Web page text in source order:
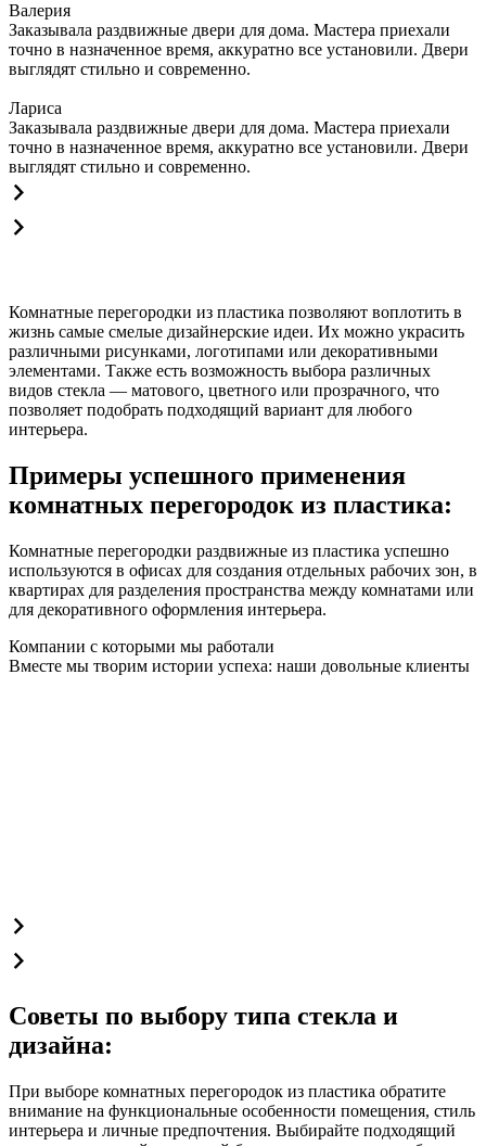
Валерия
Заказывала раздвижные двери для дома. Мастера приехали
точно в назначенное время, аккуратно все установили. Двери
выглядят стильно и современно.
Лариса
Заказывала раздвижные двери для дома. Мастера приехали
точно в назначенное время, аккуратно все установили. Двери
выглядят стильно и современно.
Комнатные перегородки из пластика позволяют воплотить в
жизнь самые смелые дизайнерские идеи. Их можно украсить
различными рисунками, логотипами или декоративными
элементами. Также есть возможность выбора различных
видов стекла — матового, цветного или прозрачного, что
позволяет подобрать подходящий вариант для любого
интерьера.
Примеры успешного применения
комнатных перегородок из пластика:
Комнатные перегородки раздвижные из пластика успешно
используются в офисах для создания отдельных рабочих зон, в
квартирах для разделения пространства между комнатами или
для декоративного оформления интерьера.
Компании с которыми мы работали
Вместе мы творим истории успеха: наши довольные клиенты
Советы по выбору типа стекла и
дизайна:
При выборе комнатных перегородок из пластика обратите
внимание на функциональные особенности помещения, стиль
интерьера и личные предпочтения. Выбирайте подходящий